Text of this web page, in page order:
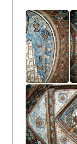
Inner Chörten